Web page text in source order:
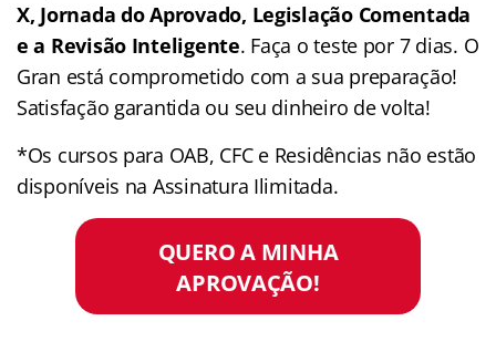
X, Jornada do Aprovado, Legislação Comentada
e a Revisão Inteligente. Faça o teste por 7 dias. O
Gran está comprometido com a sua preparação!
Satisfação garantida ou seu dinheiro de volta!
*Os cursos para OAB, CFC e Residências não estão
disponíveis na Assinatura Ilimitada.
QUERO A MINHA
APROVAÇÃO!